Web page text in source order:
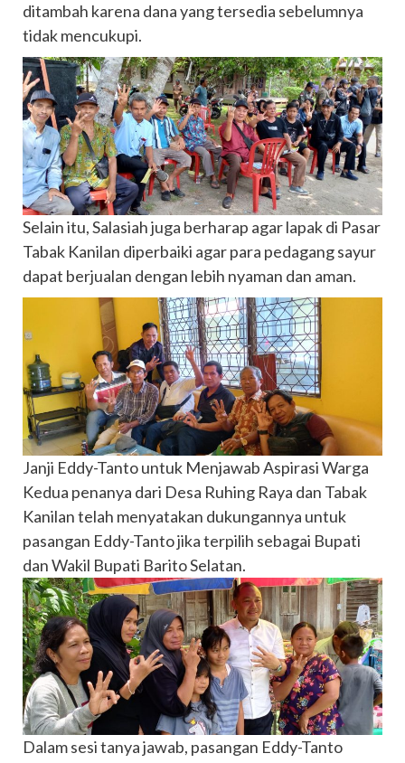
ditambah karena dana yang tersedia sebelumnya
tidak mencukupi.
Selain itu, Salasiah juga berharap agar lapak di Pasar
Tabak Kanilan diperbaiki agar para pedagang sayur
dapat berjualan dengan lebih nyaman dan aman.
Janji Eddy-Tanto untuk Menjawab Aspirasi Warga
Kedua penanya dari Desa Ruhing Raya dan Tabak
Kanilan telah menyatakan dukungannya untuk
pasangan Eddy-Tanto jika terpilih sebagai Bupati
dan Wakil Bupati Barito Selatan.
Dalam sesi tanya jawab, pasangan Eddy-Tanto